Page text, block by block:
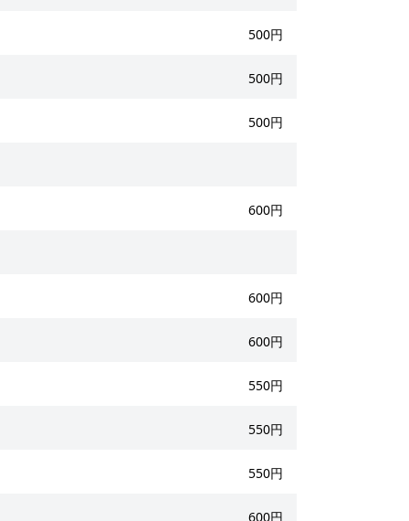
500円
500円
500円
600円
600円
600円
550円
550円
550円
600円